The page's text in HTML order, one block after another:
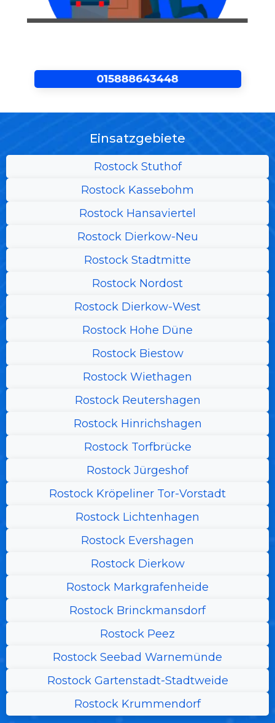
Einsatzgebiete
Rostock Stuthof
Rostock Kassebohm
Rostock Hansaviertel
Rostock Dierkow-Neu
Rostock Stadtmitte
Rostock Nordost
Rostock Dierkow-West
Rostock Hohe Düne
Rostock Biestow
Rostock Wiethagen
Rostock Reutershagen
Rostock Hinrichshagen
Rostock Torfbrücke
Rostock Jürgeshof
Rostock Kröpeliner Tor-Vorstadt
Rostock Lichtenhagen
Rostock Evershagen
Rostock Dierkow
Rostock Markgrafenheide
Rostock Brinckmansdorf
Rostock Peez
Rostock Seebad Warnemünde
Rostock Gartenstadt-Stadtweide
Rostock Krummendorf